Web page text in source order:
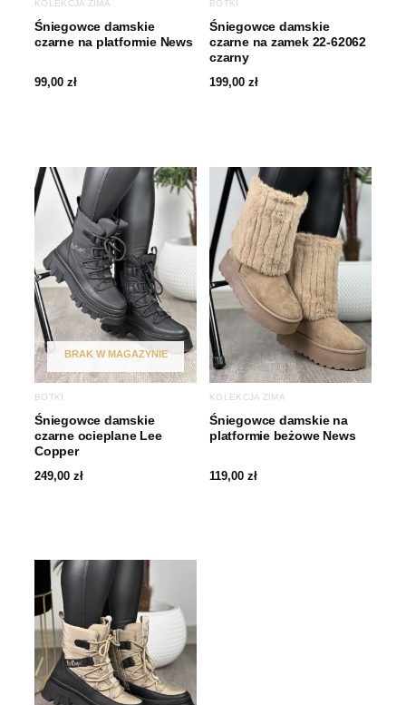
KOLEKCJA ZIMA
Śniegowce damskie
czarne na platformie News
99,00 zł
BOTKI
Śniegowce damskie
czarne na zamek 22-62062
czarny
199,00 zł
BRAK W MAGAZYNIE
BOTKI
Śniegowce damskie
czarne ocieplane Lee
Copper
249,00 zł
KOLEKCJA ZIMA
Śniegowce damskie na
platformie beżowe News
119,00 zł